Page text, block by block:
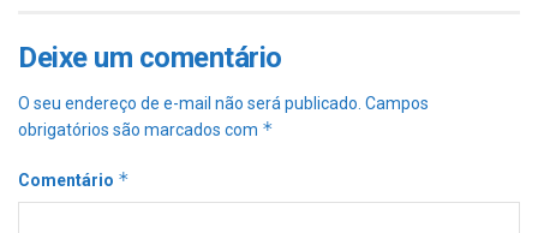
Deixe um comentário
O seu endereço de e-mail não será publicado. Campos
obrigatórios são marcados com *
Comentário *